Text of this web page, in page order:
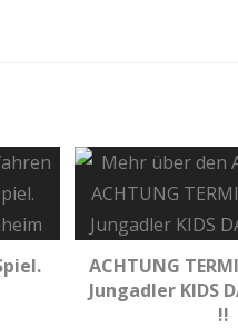
ACHTUNG
Jungadler KIDS
!!